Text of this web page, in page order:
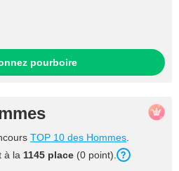
pourboire
TOP 10 des Hommes
à la 1145 place (0 point).